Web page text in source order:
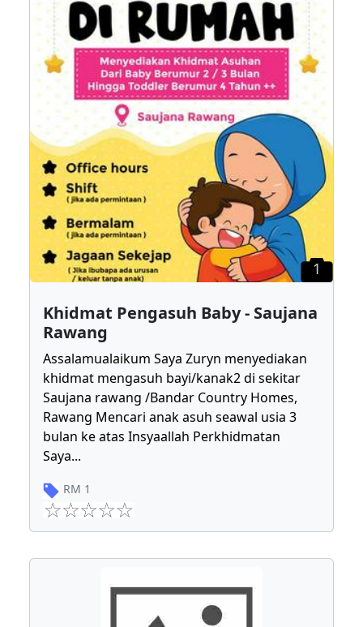
1
Khidmat Pengasuh Baby - Saujana
Rawang
Assalamualaikum Saya Zuryn menyediakan
khidmat mengasuh bayi/kanak2 di sekitar
Saujana rawang /Bandar Country Homes,
Rawang Mencari anak asuh seawal usia 3
bulan ke atas Insyaallah Perkhidmatan
Saya...
RM 1